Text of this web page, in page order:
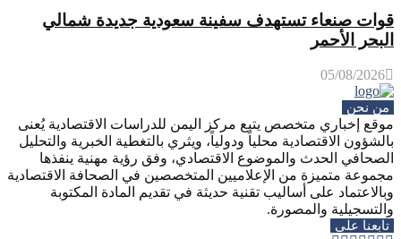
قوات صنعاء تستهدف سفينة سعودية جديدة شمالي
البحر الأحمر
05/08/2026
من نحن
موقع إخباري متخصص يتبع مركز اليمن للدراسات الاقتصادية يُعنى
بالشؤون الاقتصادية محلياً ودولياً، ويثري بالتغطية الخبرية والتحليل
الصحافي الحدث والموضوع الاقتصادي، وفق رؤية مهنية ينفذها
مجموعة متميزة من الإعلاميين المتخصصين في الصحافة الاقتصادية
وبالاعتماد على أساليب تقنية حديثة في تقديم المادة المكتوبة
والتسجيلية والمصورة.
تابعنا على